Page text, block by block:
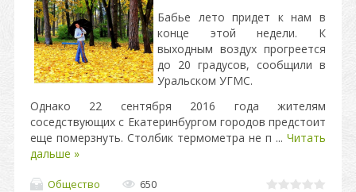
Бабье лето придет к нам в
конце этой недели. К
выходным воздух прогреется
до 20 градусов, сообщили в
Уральском УГМС.
Однако 22 сентября 2016 года жителям
соседствующих с Екатеринбургом городов предстоит
еще померзнуть. Столбик термометра не п ... Читать
дальше »
Общество
650